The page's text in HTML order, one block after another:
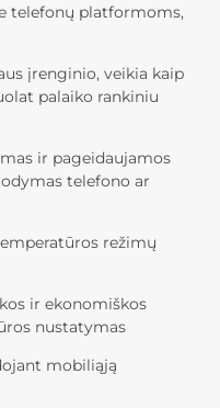
telefonų platformoms,
įrenginio, veikia kaip
palaiko rankiniu
ir pageidaujamos
telefono ar
režimų
ir ekonomiškos
nustatymas
mobiliąją